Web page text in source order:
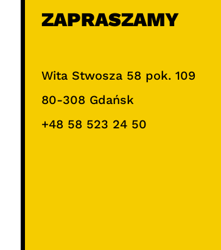
ZAPRASZAMY
Wita Stwosza 58 pok. 109
80-308 Gdańsk
+48 58 523 24 50